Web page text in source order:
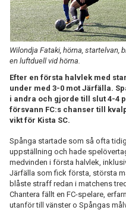
Wilondja Fataki, hörna, startelvan,
en luftduell vid hörna.
Efter en första halvlek med
under med 3-0 mot Järfälla.
i andra och gjorde till slut 4-4
försvann FC:s chanser till
vikt för Kista SC.
Spånga startade som så ofta
uppställning och hade
medvinden i första halvlek,
Järfälla som fick första, största
blåste straff redan i matchens
Chantera fällt en FC-spelare,
utanför till vänster o Spångas